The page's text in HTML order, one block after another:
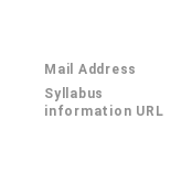
Mail Address
Syllabus
information URL